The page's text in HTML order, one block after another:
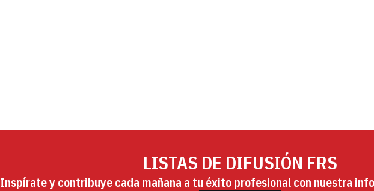
LISTAS DE DIFUSIÓN FRS
Inspírate y contribuye cada mañana a tu éxito profesional con nuestra